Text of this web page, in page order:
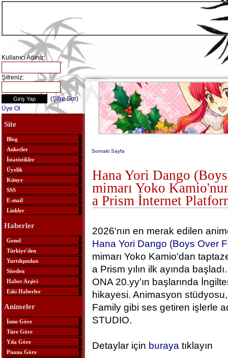
Kullanıcı Adınız:
Şifreniz:
(Şifre Sor)
Üye Ol
Site
Blog
Anketler
İstatistikler
Üyelik
Künye
SSS
E-mail
Linkler
Haberler
Genel
Türkiye'den
Yurtdışından
Siteden
Haber Arşivi
Eski Haberler
Animeler
İsme Göre
Türe Göre
Yıla Göre
Puana Göre
Sonraki Sayfa
Hana Yori Dango
mimarı Yoko
a Prism İnternet
2026'nın en merak edilen
Hana Yori Dango (Boys Over
mimarı Yoko Kamio'dan
a Prism yılın ilk ayında
ONA 20.yy'ın başlarında
hikayesi. Animasyon
Family gibi ses getiren işlerle
STUDIO.
Detaylar için buraya tıklayın